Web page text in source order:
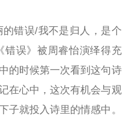
的错误/我不是归人，是个
误》被周睿怡演绎得充
的时候第一次看到这句诗
在心中，这次有机会与观
子就投入诗里的情感中。